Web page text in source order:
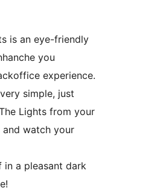
is an eye-friendly
you
experience.
simple, just
Lights from your
and watch your
a pleasant dark